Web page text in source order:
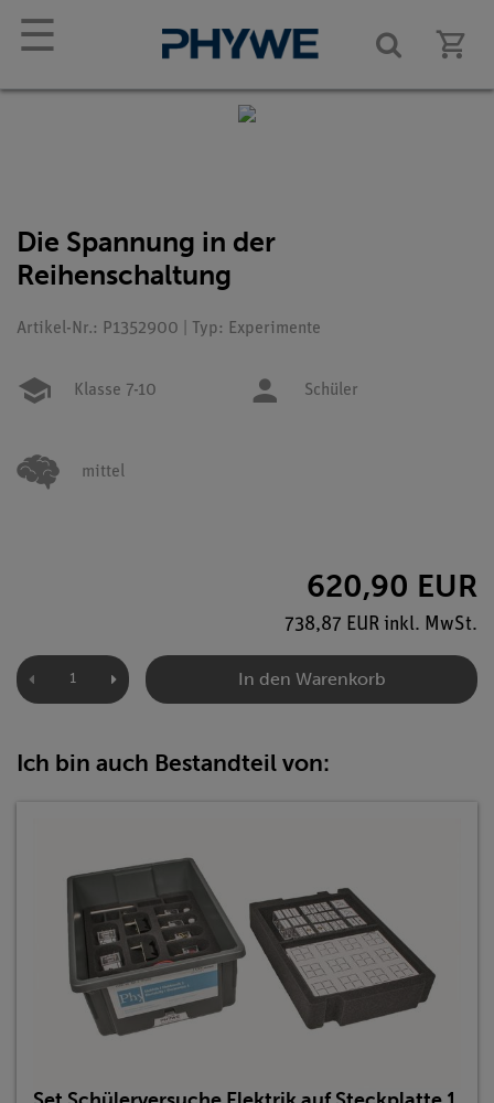
☰
Die Spannung in der
Reihenschaltung
Artikel-Nr.: P1352900 | Typ: Experimente
Klasse 7-10 Schüler
mittel
620,90 EUR
738,87 EUR inkl. MwSt.
In den Warenkorb
Ich bin auch Bestandteil von: